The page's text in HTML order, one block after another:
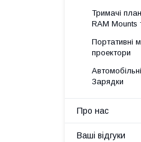
Тримачі
RAM Mounts
Портативні
проектори
Зарядки
Про нас
Ваші відгуки